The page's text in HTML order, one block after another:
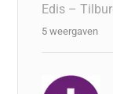
Edis –
5 weergaven